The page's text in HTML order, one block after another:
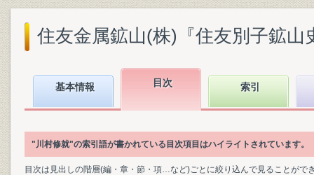
住友金属鉱山(株)『住友別子鉱山
基本情報 目次 索引
"川村修就"の索引語が書かれている目次項目はハイライトされています。
目次は見出しの階層(編・章・節・項…など)ごとに絞り込んで見ることがで